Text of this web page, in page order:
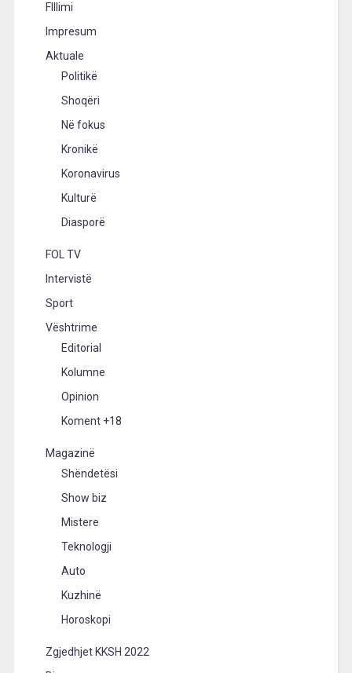
FIllimi
Impresum
Aktuale
Politikë
Shoqëri
Në fokus
Kronikë
Koronavirus
Kulturë
Diasporë
FOL TV
Intervistë
Sport
Vështrime
Editorial
Kolumne
Opinion
Koment +18
Magazinë
Shëndetësi
Show biz
Mistere
Teknologji
Auto
Kuzhinë
Horoskopi
Zgjedhjet KKSH 2022